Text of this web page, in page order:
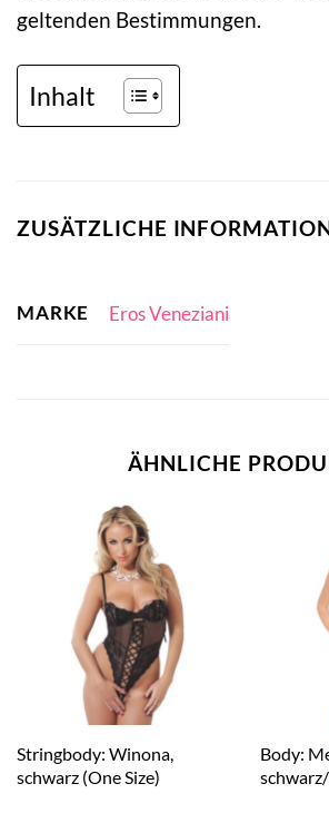
geltenden Bestimmungen.
Inhalt
ZUSÄTZLICHE
MARKE Eros Veneziani
ÄHNLICHE
Stringbody: Winona,
schwarz (One Size)
Body: